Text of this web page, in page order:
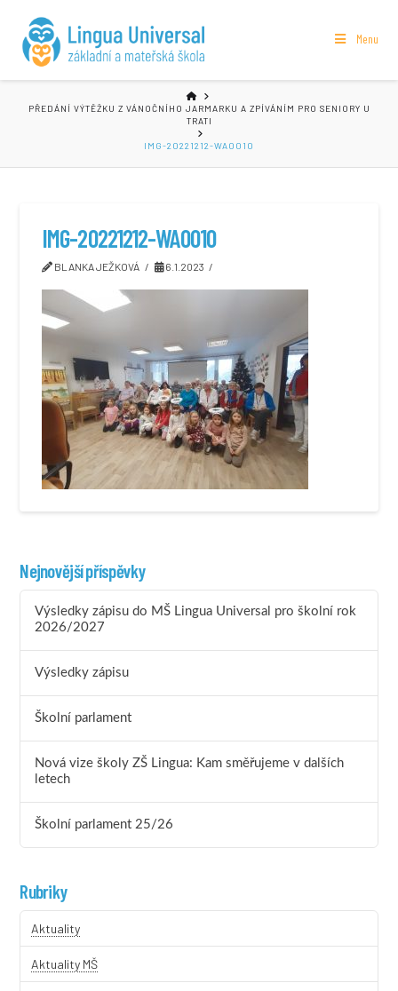
Menu
HOME
PŘEDÁNÍ VÝTĚŽKU Z VÁNOČNÍHO JARMARKU A ZPÍVÁNÍM PRO SENIORY U
TRATI
IMG-20221212-WA0010
IMG-20221212-WA0010
BLANKA JEŽKOVÁ 6.1.2023
Nejnovější příspěvky
Výsledky zápisu do MŠ Lingua Universal pro školní rok
2026/2027
Výsledky zápisu
Školní parlament
Nová vize školy ZŠ Lingua: Kam směřujeme v dalších
letech
Školní parlament 25/26
Rubriky
Aktuality
Aktuality MŠ